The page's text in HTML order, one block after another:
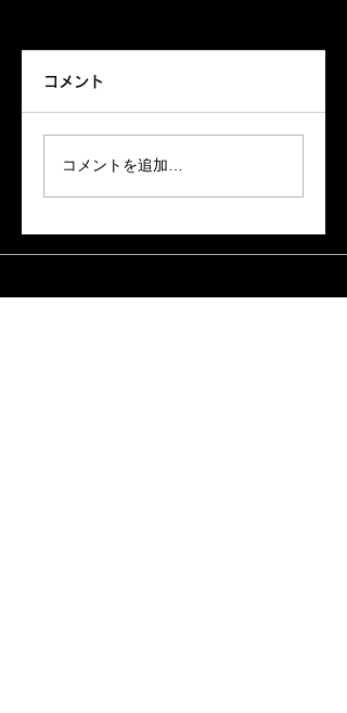
HIDEAWAY暑くても元
気にランチオープンし
さんお勧めの一枚
Groovintｼｬﾂ着てお待ち
コメント
コメントを追加…